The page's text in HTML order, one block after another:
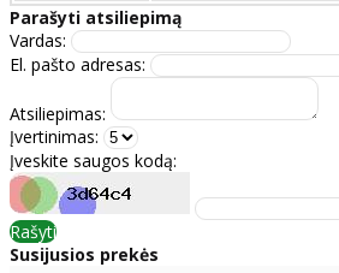
Parašyti atsiliepimą
Vardas:
El. pašto adresas:
Atsiliepimas:
Įvertinimas:
Įveskite saugos kodą:
Rašyti
Susijusios prekės